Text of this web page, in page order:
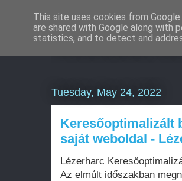
Weboldal
Tuesday, May 24, 2022
Keresőoptimalizált
saját weboldal -
Lézerharc
Az elmúlt időszakban
This site uses cookies from
are shared with Google along with
statistics, and to detect and